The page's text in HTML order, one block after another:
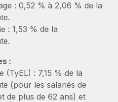
: 0,52 % à 2,06 % de la
: 1,53 % de la
:
(TyEL) : 7,15 % de la
(pour les salariés de
de plus de 62 ans) et